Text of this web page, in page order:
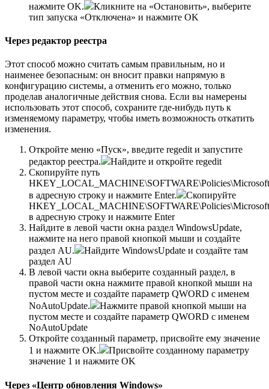
нажмите OK.
Кликните на «Остановить», выберите
тип запуска «Отключена» и нажмите OK
Через редактор реестра
Этот способ можно считать самым правильным, но и
наименее безопасным: он вносит правки напрямую в
конфигурацию системы, а отменить его можно, только
проделав аналогичные действия снова. Если вы намерены
использовать этот способ, сохраните где-нибудь путь к
изменяемому параметру, чтобы иметь возможность откатить
изменения.
Откройте меню «Пуск», введите regedit и запустите
редактор реестра.
Найдите и откройте regedit
Скопируйте путь
в адресную строку и нажмите Enter.
Скопируйте
в адресную строку и нажмите Enter
Найдите в левой части окна раздел WindowsUpdate,
нажмите на него правой кнопкой мыши и создайте
раздел AU.
Найдите WindowsUpdate и создайте там
раздел AU
В левой части окна выберите созданный раздел, в
правой части окна нажмите правой кнопкой мыши на
пустом месте и создайте параметр QWORD с именем
NoAutoUpdate.
Нажмите правой кнопкой мыши на
пустом месте и создайте параметр QWORD с именем
NoAutoUpdate
Откройте созданный параметр, присвойте ему значение
1 и нажмите OK.
Присвойте созданному параметру
значение 1 и нажмите OK
Через «Центр обновления Windows»